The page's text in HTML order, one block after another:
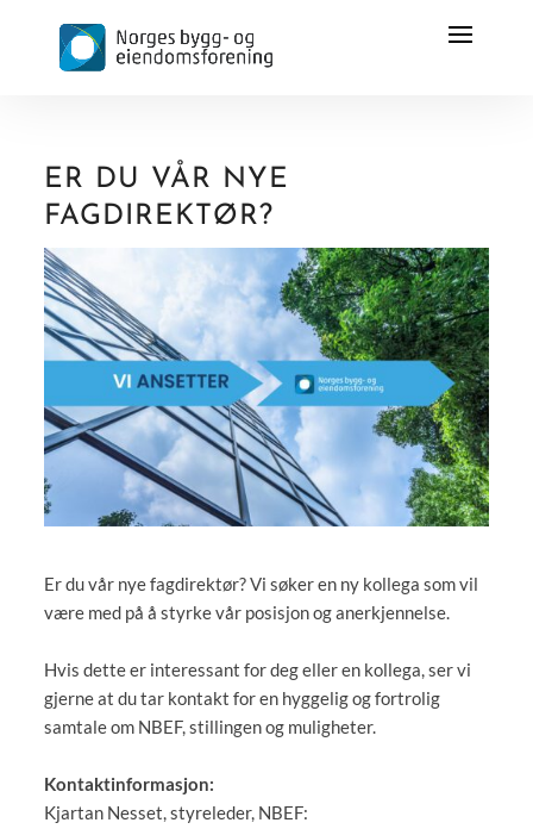
ER DU VÅR NYE
FAGDIREKTØR?
Er du vår nye fagdirektør? Vi søker en ny kollega som vil
være med på å styrke vår posisjon og anerkjennelse.
Hvis dette er interessant for deg eller en kollega, ser vi
gjerne at du tar kontakt for en hyggelig og fortrolig
samtale om NBEF, stillingen og muligheter.
Kontaktinformasjon:
Kjartan Nesset, styreleder, NBEF: